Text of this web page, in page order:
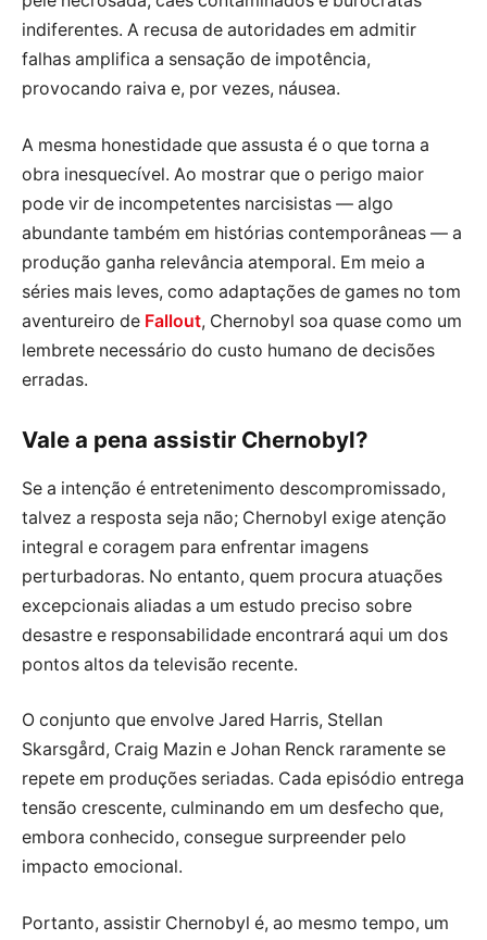
indiferentes. A recusa de autoridades em admitir
falhas amplifica a sensação de impotência,
provocando raiva e, por vezes, náusea.
A mesma honestidade que assusta é o que torna a
obra inesquecível. Ao mostrar que o perigo maior
pode vir de incompetentes narcisistas — algo
abundante também em histórias contemporâneas — a
produção ganha relevância atemporal. Em meio a
séries mais leves, como adaptações de games no tom
aventureiro de Fallout, Chernobyl soa quase como um
lembrete necessário do custo humano de decisões
erradas.
Vale a pena assistir Chernobyl?
Se a intenção é entretenimento descompromissado,
talvez a resposta seja não; Chernobyl exige atenção
integral e coragem para enfrentar imagens
perturbadoras. No entanto, quem procura atuações
excepcionais aliadas a um estudo preciso sobre
desastre e responsabilidade encontrará aqui um dos
pontos altos da televisão recente.
O conjunto que envolve Jared Harris, Stellan
Skarsgård, Craig Mazin e Johan Renck raramente se
repete em produções seriadas. Cada episódio entrega
tensão crescente, culminando em um desfecho que,
embora conhecido, consegue surpreender pelo
impacto emocional.
Portanto, assistir Chernobyl é, ao mesmo tempo, um